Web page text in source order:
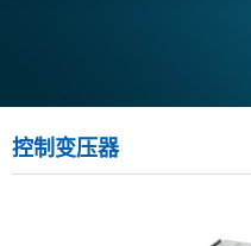
控制变压器